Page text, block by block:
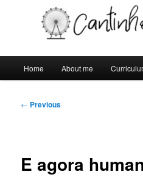
Home About me
Post
← Previous
E agora